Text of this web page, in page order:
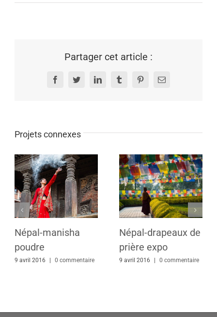
Partager cet article :
FacebookTwitterLinkedInTumblrPinterestEmail
Projets connexes
Népal-manisha
poudre
9 avril 2016 0 commentaire
Népal-drapeaux de
prière expo
9 avril 2016 0 commentaire